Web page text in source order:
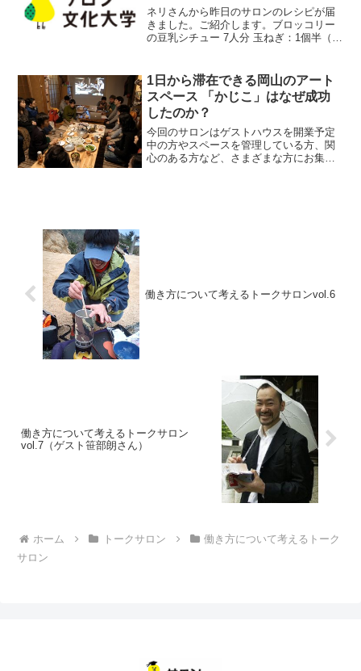
ネリさんから昨日のサロンのレシピが届
きました。ご紹介します。ブロッコリー
の豆乳シチュー 7人分 玉ねぎ：1個半（回
けて40分以上炊く） ブロッコリー：1株
（食べや...
1日から滞在できる岡山のアート
スペース 「かじこ」はなぜ成功
したのか？
今回のサロンはゲストハウスを開業予定
中の方やスペースを管理している方、関
心のある方など、さまざまな方にお集り
働き方について考えるトークサロンvol.6
働き方について考えるトークサロン
vol.7（ゲスト笹部朗さん）
ホーム トークサロン
働き方について考えるトーク
サロン